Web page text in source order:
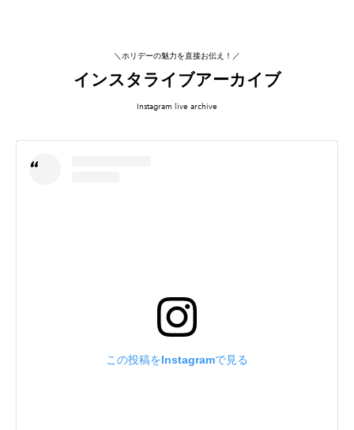
＼ホリデーの魅力を直接お伝え！／
インスタライブアーカイブ
Instagram live archive
この投稿をInstagramで見る